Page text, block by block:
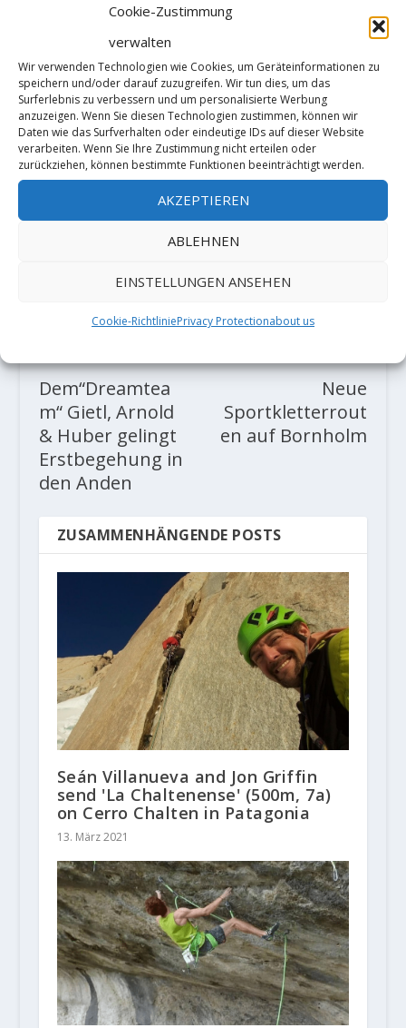
Cookie-Zustimmung
verwalten
Wir verwenden Technologien wie Cookies, um Geräteinformationen zu
speichern und/oder darauf zuzugreifen. Wir tun dies, um das
Surferlebnis zu verbessern und um personalisierte Werbung
anzuzeigen. Wenn Sie diesen Technologien zustimmen, können wir
Daten wie das Surfverhalten oder eindeutige IDs auf dieser Website
verarbeiten. Wenn Sie Ihre Zustimmung nicht erteilen oder
zurückziehen, können bestimmte Funktionen beeinträchtigt werden.
AKZEPTIEREN
ABLEHNEN
EINSTELLUNGEN ANSEHEN
Cookie-RichtliniePrivacy Protectionabout us
AKTIE:
Dem“Dreamtea
m“ Gietl, Arnold
& Huber gelingt
Erstbegehung in
den Anden
Neue
Sportkletterrout
en auf Bornholm
ZUSAMMENHÄNGENDE POSTS
Seán Villanueva and Jon Griffin
send 'La Chaltenense' (500m, 7a)
on Cerro Chalten in Patagonia
13. März 2021